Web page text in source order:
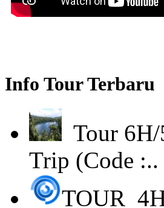
Info Tour Terbaru
Tour
Trip (Code :..
TOUR